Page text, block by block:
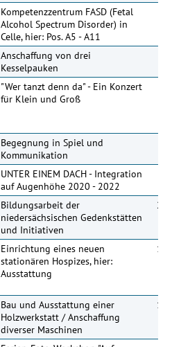
Kompetenzzentrum FASD (Fetal
Alcohol Spectrum Disorder) in
Celle, hier: Pos. A5 - A11
Anschaffung von drei
Kesselpauken
"Wer tanzt denn da" - Ein Konzert
für Klein und Groß
Begegnung in Spiel und
Kommunikation
UNTER EINEM DACH - Integration
auf Augenhöhe 2020 - 2022
Bildungsarbeit der
niedersächsischen Gedenkstätten
und Initiativen
Einrichtung eines neuen
stationären Hospizes, hier:
Ausstattung
Bau und Ausstattung einer
Holzwerkstatt / Anschaffung
diverser Maschinen